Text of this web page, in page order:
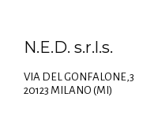
N.E.D. s.r.l.s.
VIA DEL GONFALONE,3
20123 MILANO (MI)